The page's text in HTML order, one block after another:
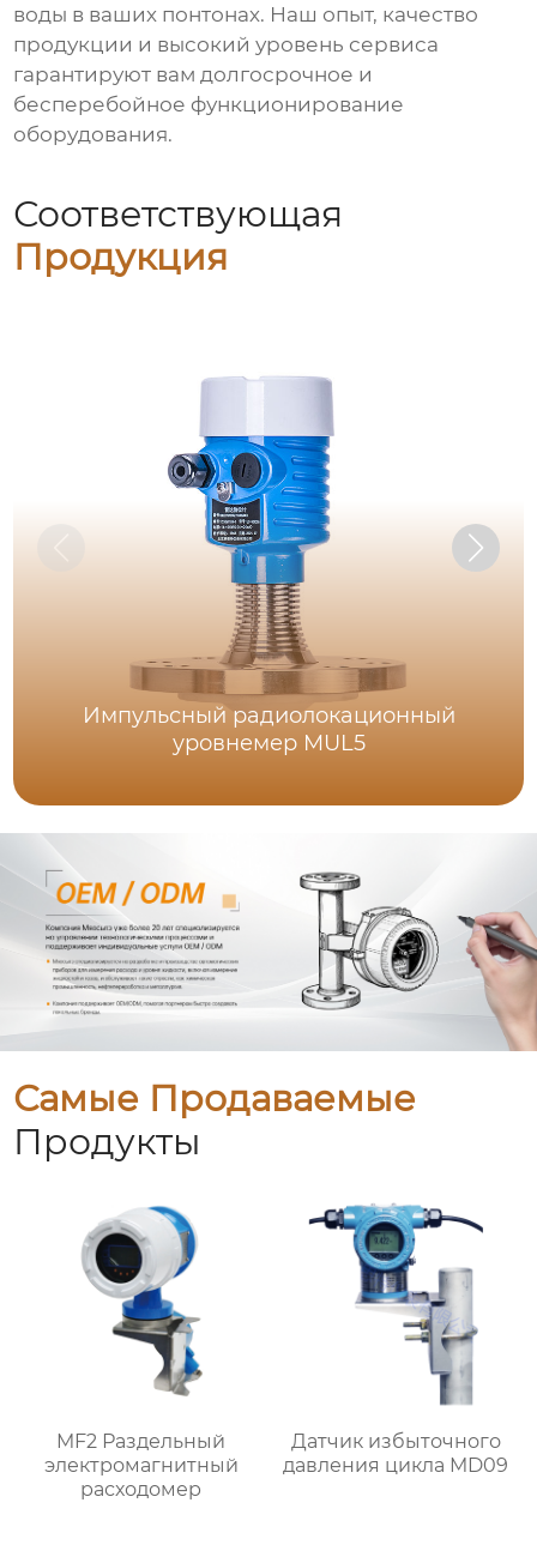
воды в ваших понтонах. Наш опыт, качество
продукции и высокий уровень сервиса
гарантируют вам долгосрочное и
бесперебойное функционирование
оборудования.
Соответствующая
Продукция
Импульсный радиолокационный
уровнемер MUL5
Самые Продаваемые
Продукты
MF2 Раздельный
электромагнитный
расходомер
Датчик избыточного
давления цикла MD09